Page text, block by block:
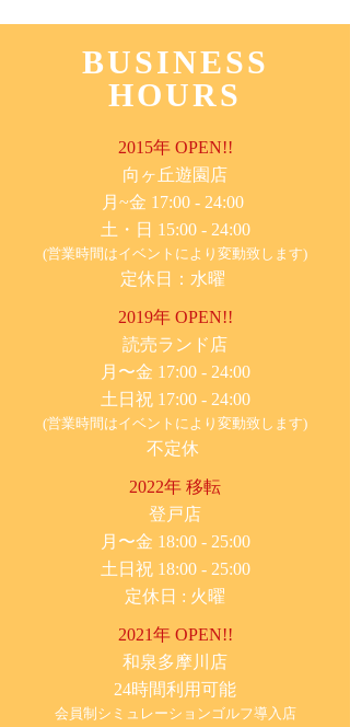
BUSINESS
HOURS
2015年 OPEN!!
​向ヶ丘遊園店
月~金 17:00 - 24:00
土・日 15:00 - 24:00
(営業時間はイベントにより変動致します)
定休日：水曜
2019年 OPEN!!
​読売ランド店
月〜金 17:00 - 24:00
土日祝 17:00 - 24:00
(営業時間はイベントにより変動致します)
不定休
2022年 移転
​登戸店
月〜金 18:00 - 25:00
土日祝 18:00 - 25:00
​定休日 : 火曜
2021年 OPEN!!
​和泉多摩川店
24時間利用可能
​会員制シミュレーションゴルフ導入店